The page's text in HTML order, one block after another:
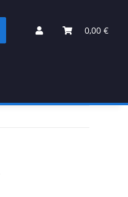
0,00 €